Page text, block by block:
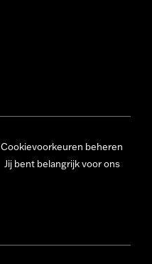
Cookievoorkeuren beheren
Jij bent belangrijk voor ons